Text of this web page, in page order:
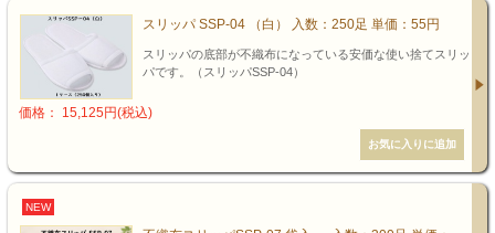
スリッパ SSP-04 （白） 入数：250足 単価：55円
スリッパの底部が不織布になっている安価な使い捨てスリッ
パです。（スリッパSSP-04）
価格： 15,125円(税込)
NEW